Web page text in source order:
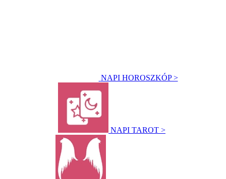
NAPI HOROSZKÓP >
NAPI TAROT >